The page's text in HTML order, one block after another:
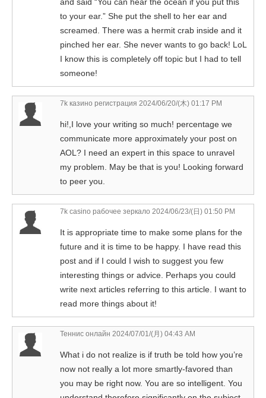
to your ear.” She put the shell to her ear and
screamed. There was a hermit crab inside and it
pinched her ear. She never wants to go back! LoL
I know this is completely off topic but I had to tell
someone!
7k казино регистрация 2024/06/20/(木) 01:17 PM
hi!,I love your writing so much! percentage we
communicate more approximately your post on
AOL? I need an expert in this space to unravel
my problem. May be that is you! Looking forward
to peer you.
7k casino рабочее зеркало 2024/06/23/(日) 01:50 PM
It is appropriate time to make some plans for the
future and it is time to be happy. I have read this
post and if I could I wish to suggest you few
interesting things or advice. Perhaps you could
write next articles referring to this article. I want to
read more things about it!
Теннис онлайн 2024/07/01/(月) 04:43 AM
What i do not realize is if truth be told how you’re
now not really a lot more smartly-favored than
you may be right now. You are so intelligent. You